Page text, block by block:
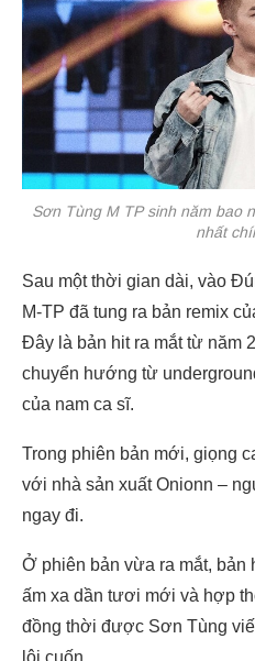
Sơn Tùng M TP sinh năm bao
nhất
Sau một thời gian dài, vào
M-TP đã tung ra bản remix
Đây là bản hit ra mắt từ năm
chuyển hướng từ
của nam ca sĩ.
Trong phiên bản mới, giọng
với nhà sản xuất Onionn –
ngay đi.
Ở phiên bản vừa ra mắt, bản
ấm xa dần tươi mới và hợp
đồng thời được Sơn Tùng